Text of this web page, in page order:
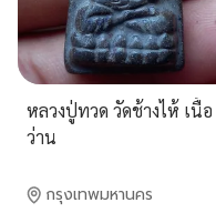
หลวงปู่ทวด วัดช้างไห้ เนื้อ
ว่าน
กรุงเทพมหานคร